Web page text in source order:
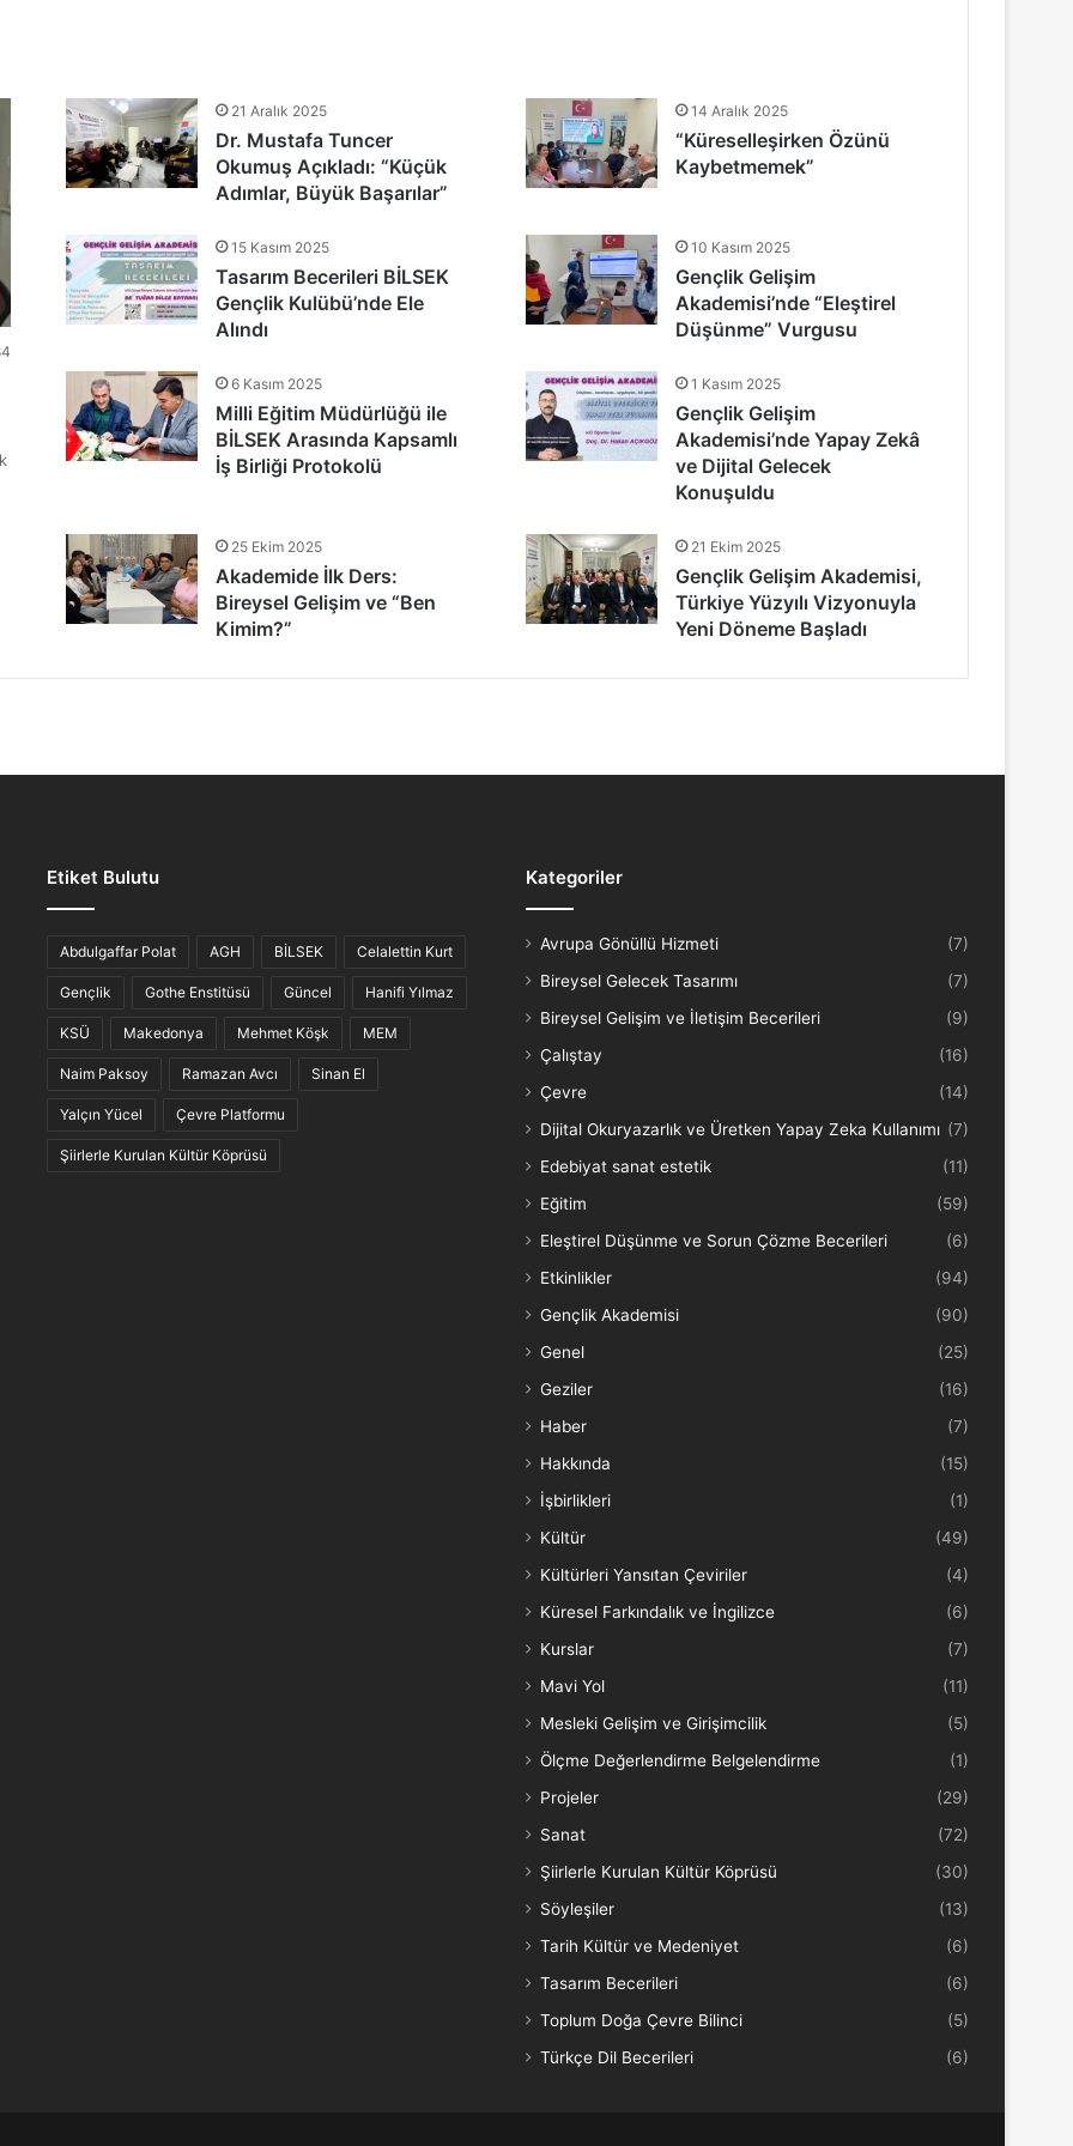
Teşekkür Belgeleriyle Tamamladı
Şöleni: Öğrenciler, Şair ve Ozanlarla Buluştu
Ahvali
Türkülerinin “Anlam Ağları” Keşfedildi
21 Aralık 2025
Dr. Mustafa Tuncer
Okumuş Açıkladı: “Küçük
Adımlar, Büyük Başarılar”
14 Aralık 2025
“Küreselleşirken Özünü
Kaybetmemek”
15 Kasım 2025
Tasarım Becerileri BİLSEK
Gençlik Kulübü’nde Ele
Alındı
10 Kasım 2025
Gençlik Gelişim
Akademisi’nde “Eleştirel
Düşünme” Vurgusu
6 Kasım 2025
Milli Eğitim Müdürlüğü ile
BİLSEK Arasında Kapsamlı
İş Birliği Protokolü
1 Kasım 2025
Gençlik Gelişim
Akademisi’nde Yapay Zekâ
ve Dijital Gelecek
Konuşuldu
25 Ekim 2025
Akademide İlk Ders:
Bireysel Gelişim ve “Ben
Kimim?”
21 Ekim 2025
Gençlik Gelişim Akademisi,
Türkiye Yüzyılı Vizyonuyla
Yeni Döneme Başladı
Etiket Bulutu
Abdulgaffar Polat AGH BİLSEK Celalettin Kurt
Gençlik Gothe Enstitüsü Güncel Hanifi Yılmaz
KSÜ Makedonya Mehmet Köşk MEM
Naim Paksoy Ramazan Avcı Sinan El
Yalçın Yücel Çevre Platformu
Şiirlerle Kurulan Kültür Köprüsü
Kategoriler
Avrupa Gönüllü Hizmeti
(7)
Bireysel Gelecek Tasarımı
(7)
Bireysel Gelişim ve İletişim Becerileri
(9)
Çalıştay
(16)
Çevre
(14)
Dijital Okuryazarlık ve Üretken Yapay Zeka Kullanımı (7)
Edebiyat sanat estetik
(11)
Eğitim
(59)
Eleştirel Düşünme ve Sorun Çözme Becerileri
(6)
Etkinlikler
(94)
Gençlik Akademisi
(90)
Genel
(25)
Geziler
(16)
Haber
(7)
Hakkında
(15)
İşbirlikleri
(1)
Kültür
(49)
Kültürleri Yansıtan Çeviriler
(4)
Küresel Farkındalık ve İngilizce
(6)
Kurslar
(7)
Mavi Yol
(11)
Mesleki Gelişim ve Girişimcilik
(5)
Ölçme Değerlendirme Belgelendirme
(1)
Projeler
(29)
Sanat
(72)
Şiirlerle Kurulan Kültür Köprüsü
(30)
Söyleşiler
(13)
Tarih Kültür ve Medeniyet
(6)
Tasarım Becerileri
(6)
Toplum Doğa Çevre Bilinci
(5)
Türkçe Dil Becerileri
(6)